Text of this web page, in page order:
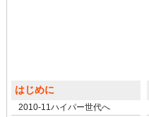
はじめに
2010-11ハイパー世代へ